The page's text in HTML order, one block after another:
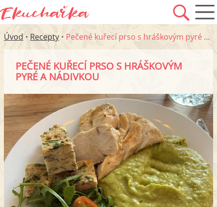
Úvod • Recepty • Pečené kuřecí prso s hráškovým pyré a nádivkou
PEČENÉ KUŘECÍ PRSO S HRÁŠKOVÝM
PYRÉ A NÁDIVKOU